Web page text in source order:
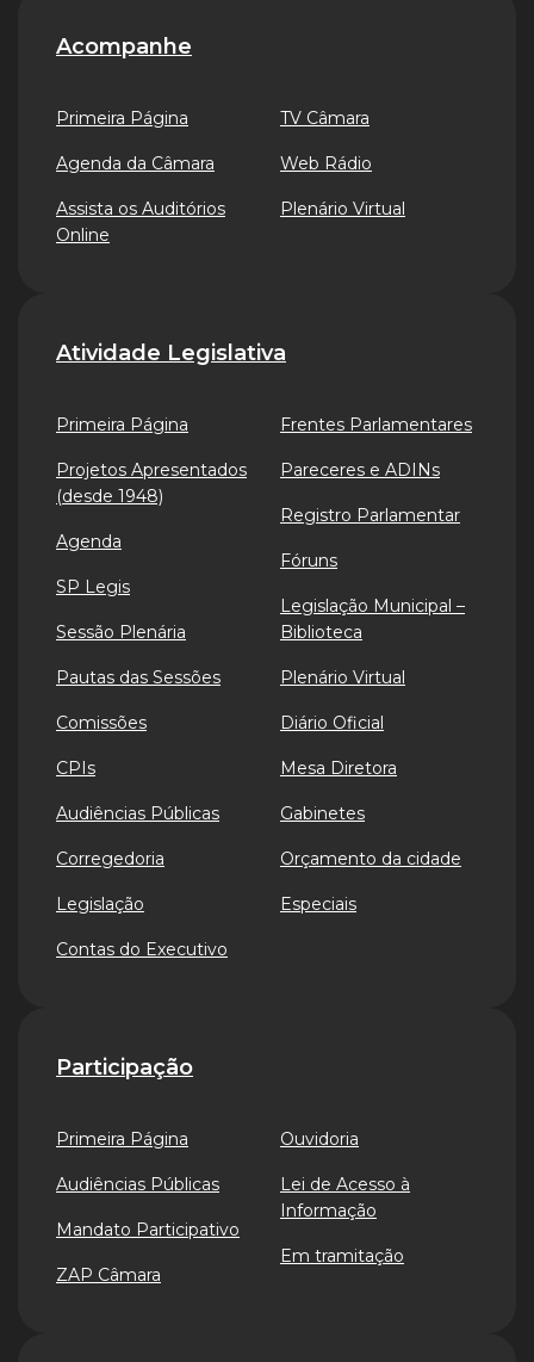
Acompanhe
Primeira Página
Agenda da Câmara
Assista os Auditórios
Online
TV Câmara
Web Rádio
Plenário Virtual
Atividade Legislativa
Primeira Página
Projetos Apresentados
(desde 1948)
Agenda
SP Legis
Sessão Plenária
Pautas das Sessões
Comissões
CPIs
Audiências Públicas
Corregedoria
Legislação
Contas do Executivo
Frentes Parlamentares
Pareceres e ADINs
Registro Parlamentar
Fóruns
Legislação Municipal –
Biblioteca
Plenário Virtual
Diário Oficial
Mesa Diretora
Gabinetes
Orçamento da cidade
Especiais
Participação
Primeira Página
Audiências Públicas
Mandato Participativo
ZAP Câmara
Ouvidoria
Lei de Acesso à
Informação
Em tramitação